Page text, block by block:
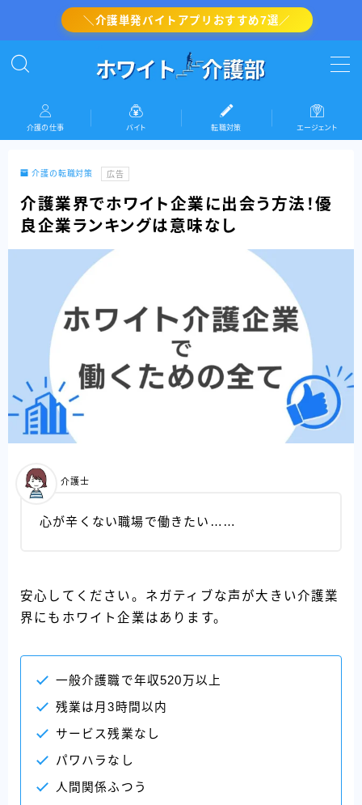
＼介護単発バイトアプリおすすめ7選／
MENU
介護の転職対策
介護の仕事
お問い合わせ
介護の仕事 バイト 転職対策 エージェント
介護の転職対策 広告
介護業界でホワイト企業に出会う方法！優
良企業ランキングは意味なし
心が辛くない職場で働きたい……
介護士
安心してください。ネガティブな声が大きい介護業
界にもホワイト企業はあります。
一般介護職で年収520万以上
残業は月3時間以内
サービス残業なし
パワハラなし
人間関係ふつう